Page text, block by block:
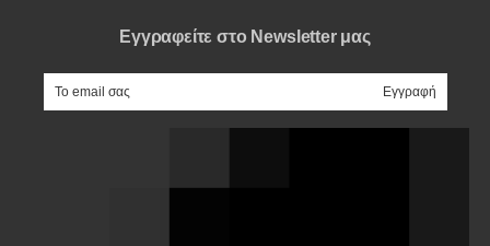
Εγγραφείτε στο Newsletter μας
e-mail